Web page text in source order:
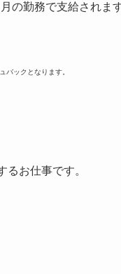
の勤務で支給されま
ックとなります。
お仕事です。